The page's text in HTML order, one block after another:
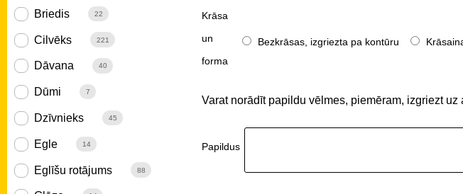
Briedis 22
Cilvēks 221
Dāvana 40
Dūmi 7
Dzīvnieks 45
Egle 14
Eglīšu rotājums 88
Krāsa
un
forma
Bezkrāsas, izgriezta pa kontūru
Varat norādīt papildu vēlmes, piemēram, izgriezt
Papildus